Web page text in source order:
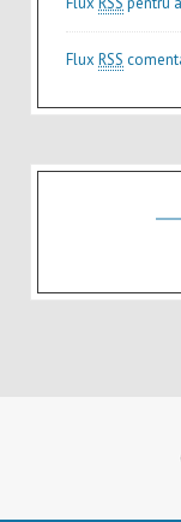
Flux RSS